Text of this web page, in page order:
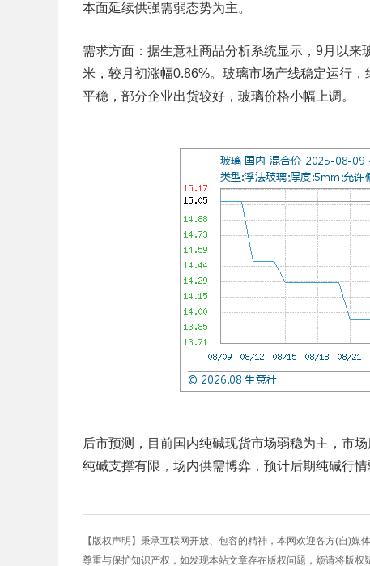
本面延续供强需弱态势为主。
需求方面：据生意社商品分析系统显示，9月以
米，较月初涨幅0.86%。玻璃市场产线稳定运行
平稳，部分企业出货较好，玻璃价格小幅上调。
后市预测，目前国内纯碱现货市场弱稳为主，市
纯碱支撑有限，场内供需博弈，预计后期纯碱行
【版权声明】秉承互联网开放、包容的精神，本网欢迎各方(自)
尊重与保护知识产权，如发现本站文章存在版权问题，烦请将版